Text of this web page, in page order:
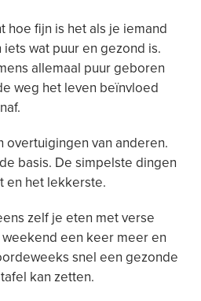
hoe fijn is het als je iemand
wat puur en gezond is.
allemaal puur geboren
weg het leven beïnvloed
overtuigingen van anderen.
basis. De simpelste dingen
en het lekkerste.
zelf je eten met verse
een keer meer en
snel een gezonde
kan zetten.